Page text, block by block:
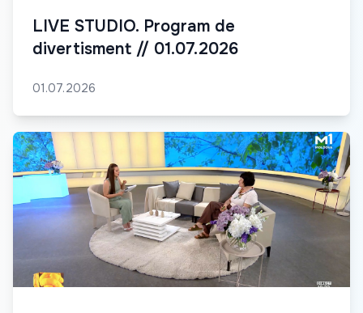
LIVE STUDIO. Program de
divertisment // 01.07.2026
01.07.2026